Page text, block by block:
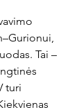
Tai –
turi